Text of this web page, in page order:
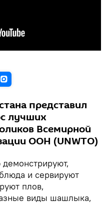
представил
лучших
Всемирной
ООН (UNWTO)
и сервируют
плов,
виды шашлыка,